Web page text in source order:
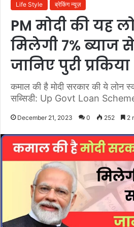
Life Style ब्रेकिंग न्यूज़
PM मोदी की यह
मिलेगी 7% ब्याज
जानिए पुरी प्रकिया
कमाल की है मोदी सरकार की ये लोन
सब्सिडी: Up Govt Loan
December 21, 2023 0 252 2